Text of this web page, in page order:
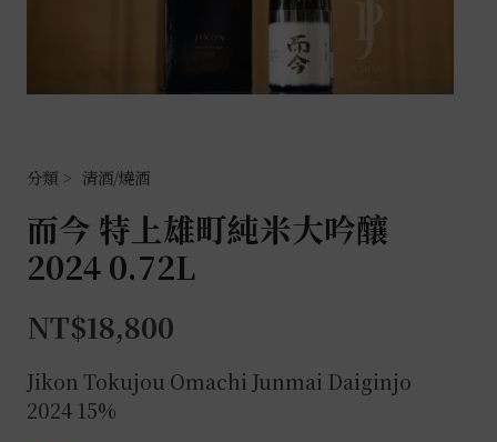
清酒/燒酒
而今 特上雄町純米大吟釀
2024 0.72L
NT$18,800
Jikon Tokujou Omachi Junmai Daiginjo
2024 15%